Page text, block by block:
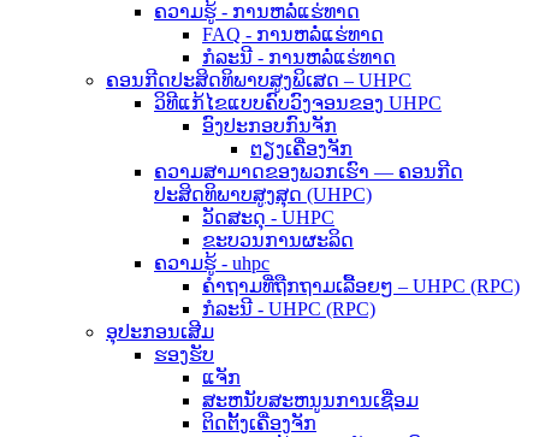
ຄວາມຮູ້ - ການຫລໍ່ແຮ່ທາດ
FAQ - ການຫລໍ່ແຮ່ທາດ
ກໍລະນີ - ການຫລໍ່ແຮ່ທາດ
ຄອນກີດປະສິດທິພາບສູງພິເສດ – UHPC
ວິທີແກ້ໄຂແບບຄົບວົງຈອນຂອງ UHPC
ອົງປະກອບກົນຈັກ
ຕຽງເຄື່ອງຈັກ
ຄວາມສາມາດຂອງພວກເຮົາ — ຄອນກີດ
ປະສິດທິພາບສູງສຸດ (UHPC)
ວັດສະດຸ - UHPC
ຂະບວນການຜະລິດ
ຄວາມຮູ້ - uhpc
ຄຳຖາມທີ່ຖືກຖາມເລື້ອຍໆ – UHPC (RPC)
ກໍລະນີ - UHPC (RPC)
ອຸປະກອນເສີມ
ຮອງຮັບ
ແຈັກ
ສະຫນັບສະຫນູນການເຊື່ອມ
ຕິດຕັ້ງເຄື່ອງຈັກ